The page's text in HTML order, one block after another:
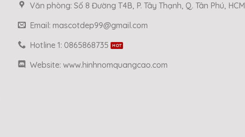
Văn phòng: Số 8 Đường T4B, P. Tây Thạnh, Q. Tân Phú, HCM
Email: mascotdep99@gmail.com
Hotline 1: 0865868735
Website: www.hinhnomquangcao.com